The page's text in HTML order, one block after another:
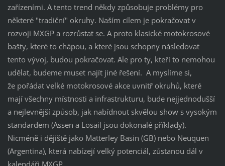
zařízeními. A tento trend někdy způsobuje problémy pro
některé "tradiční" okruhy. Naším cílem je pokračovat v
rozvoji MXGP a rozrůstat se. A proto klasické motokrosové
bašty, které to chápou, a které jsou schopny následovat
tento vývoj, budou pokračovat. Ale pro ty, kteří to nemohou
udělat, budeme muset najít jiné řešení. A myslíme si,
že pořádat velké motokrosové akce uvnitř okruhů, které
mají všechny místnosti a infrastrukturu, bude nejjednodušší
a nejlevnější způsob, jak nabídnout skvělou show s vysokým
standardem (Assen a Losail jsou dokonalé příklady).
Nicméně i dějiště jako Matterley Basin (GB) nebo Neuquen
(Argentina), která nabízejí velký potenciál, zůstanou dál v